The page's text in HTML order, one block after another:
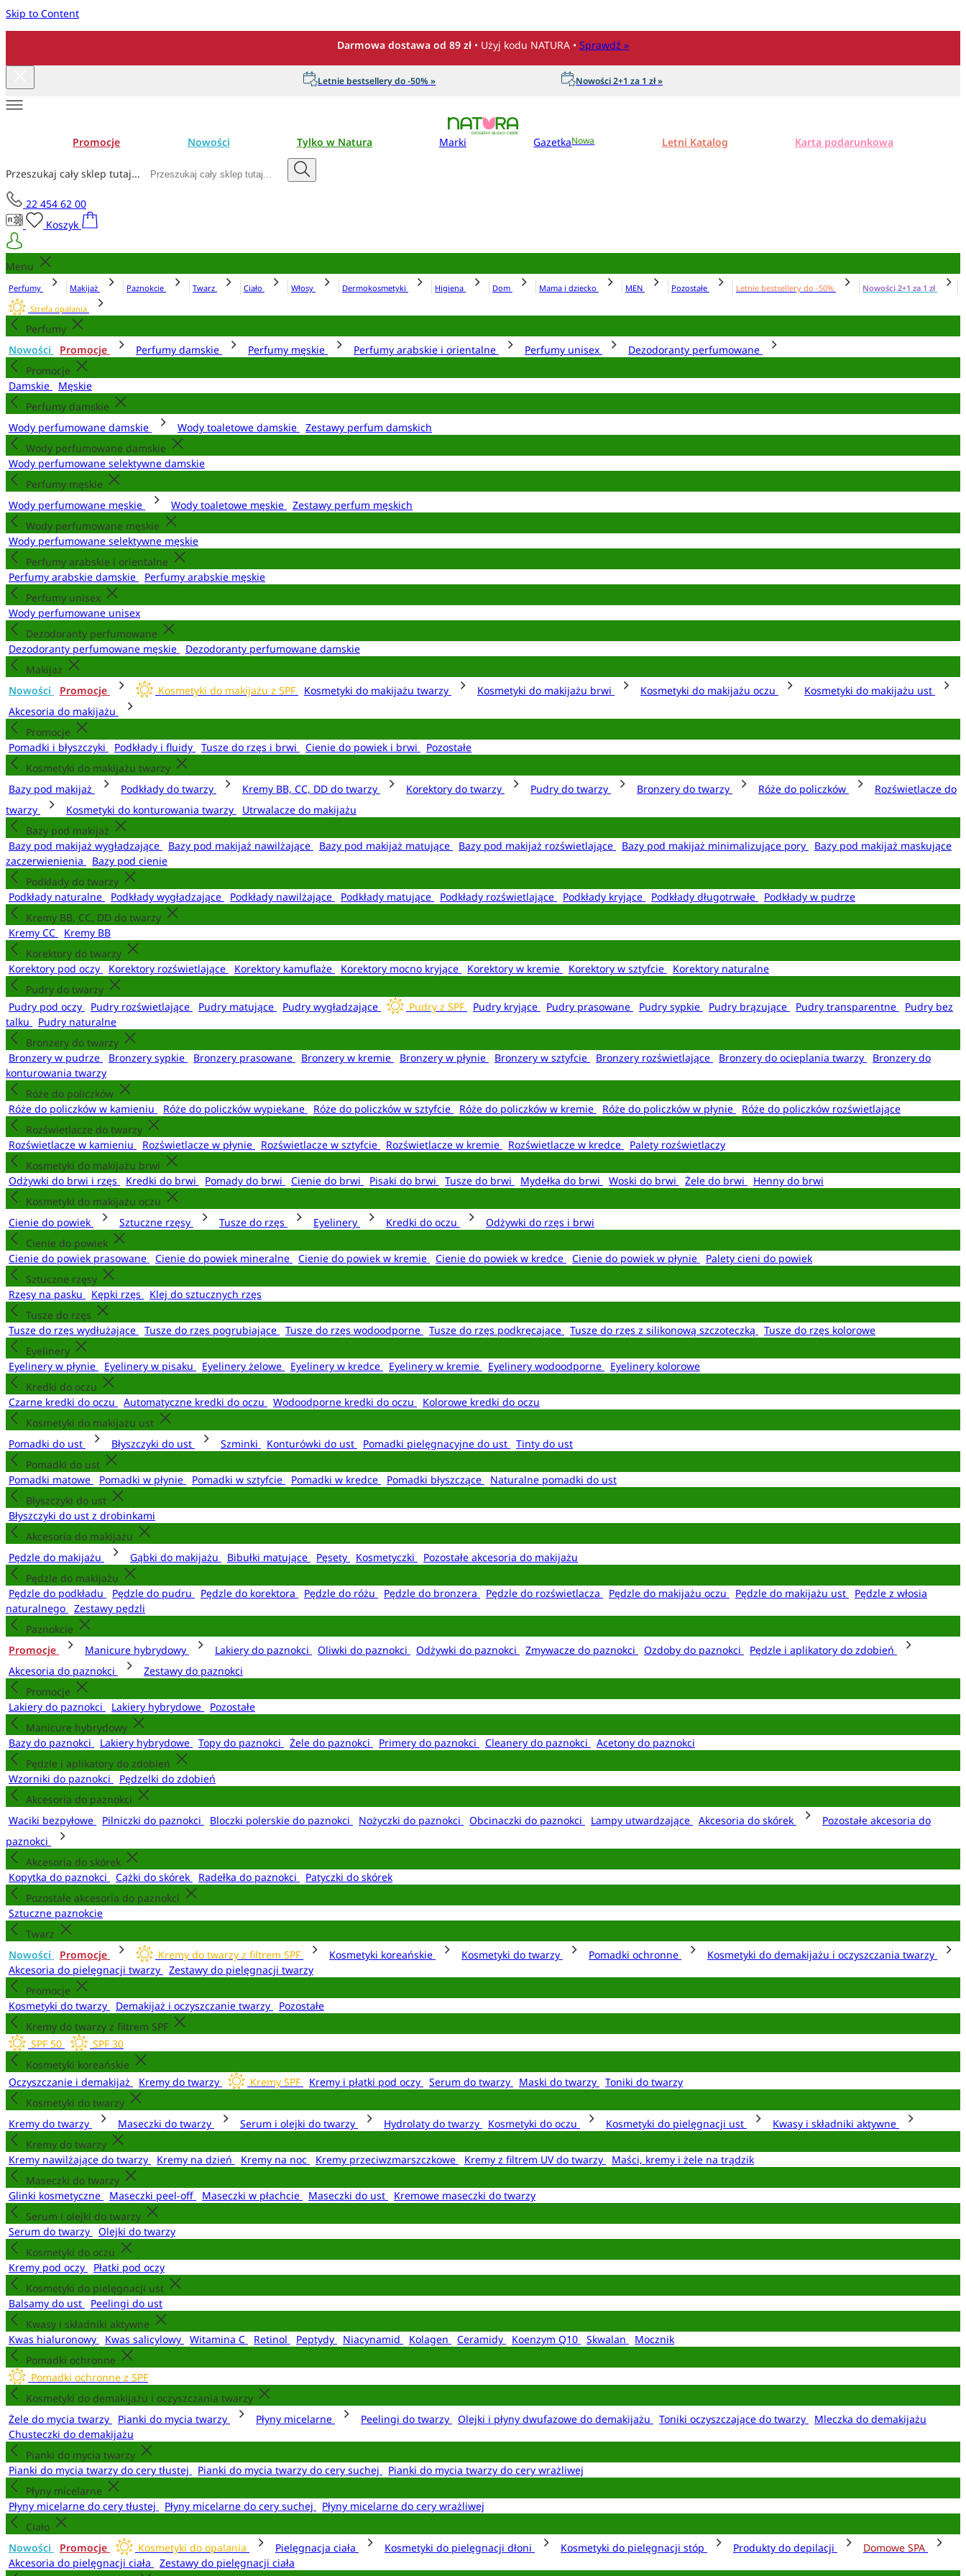
Skip to Content
Darmowa dostawa od 89 zł • Użyj kodu NATURA • Sprawdź »
Letnie bestsellery do -50% » Nowości 2+1 za 1 zł »
Promocje Nowości Tylko w Natura Marki GazetkaNowa Letni Katalog Karta podarunkowa
Przeszukaj cały sklep tutaj...
22 454 62 00
Koszyk
Menu
Perfumy Makijaż Paznokcie Twarz Ciało Włosy Dermokosmetyki Higiena Dom Mama i dziecko MEN Pozostałe Letnie bestsellery do -50%
Nowości 2+1 za 1 zł
Strefa opalania
Perfumy
Nowości
Promocje Perfumy damskie Perfumy męskie Perfumy arabskie i orientalne Perfumy unisex
Dezodoranty perfumowane
Promocje
Damskie
Męskie
Perfumy damskie
Wody perfumowane damskie
Wody toaletowe damskie
Zestawy perfum damskich
Wody perfumowane damskie
Wody perfumowane selektywne damskie
Perfumy męskie
Wody perfumowane męskie
Wody toaletowe męskie
Zestawy perfum męskich
Wody perfumowane męskie
Wody perfumowane selektywne męskie
Perfumy arabskie i orientalne
Perfumy arabskie damskie
Perfumy arabskie męskie
Perfumy unisex
Wody perfumowane unisex
Dezodoranty perfumowane
Dezodoranty perfumowane męskie
Dezodoranty perfumowane damskie
Makijaż
Nowości
Promocje Kosmetyki do makijażu z SPF Kosmetyki do makijażu twarzy Kosmetyki do makijażu brwi Kosmetyki do makijażu oczu
Kosmetyki do makijażu ust
Akcesoria do makijażu
Promocje
Pomadki i błyszczyki
Podkłady i fluidy Tusze do rzęs i brwi Cienie do powiek i brwi
Pozostałe
Kosmetyki do makijażu twarzy
Bazy pod makijaż
Podkłady do twarzy Kremy BB, CC, DD do twarzy Korektory do twarzy Pudry do twarzy Bronzery do twarzy Róże do policzków
Rozświetlacze do
twarzy
Kosmetyki do konturowania twarzy
Utrwalacze do makijażu
Bazy pod makijaż
Bazy pod makijaż wygładzające
Bazy pod makijaż nawilżające Bazy pod makijaż matujące Bazy pod makijaż rozświetlające Bazy pod makijaż minimalizujące pory
Bazy pod makijaż maskujące
zaczerwienienia
Bazy pod cienie
Podkłady do twarzy
Podkłady naturalne
Podkłady wygładzające Podkłady nawilżające Podkłady matujące Podkłady rozświetlające Podkłady kryjące Podkłady długotrwałe
Podkłady w pudrze
Kremy BB, CC, DD do twarzy
Kremy CC
Kremy BB
Korektory do twarzy
Korektory pod oczy
Korektory rozświetlające Korektory kamuflaże Korektory mocno kryjące Korektory w kremie Korektory w sztyfcie
Korektory naturalne
Pudry do twarzy
Pudry pod oczy
Pudry rozświetlające Pudry matujące Pudry wygładzające Pudry z SPF Pudry kryjące Pudry prasowane Pudry sypkie Pudry brązujące Pudry transparentne
Pudry bez
talku
Pudry naturalne
Bronzery do twarzy
Bronzery w pudrze
Bronzery sypkie Bronzery prasowane Bronzery w kremie Bronzery w płynie Bronzery w sztyfcie Bronzery rozświetlające Bronzery do ocieplania twarzy
Bronzery do
konturowania twarzy
Róże do policzków
Róże do policzków w kamieniu
Róże do policzków wypiekane Róże do policzków w sztyfcie Róże do policzków w kremie Róże do policzków w płynie
Róże do policzków rozświetlające
Rozświetlacze do twarzy
Rozświetlacze w kamieniu
Rozświetlacze w płynie Rozświetlacze w sztyfcie Rozświetlacze w kremie Rozświetlacze w kredce
Palety rozświetlaczy
Kosmetyki do makijażu brwi
Odżywki do brwi i rzęs
Kredki do brwi Pomady do brwi Cienie do brwi Pisaki do brwi Tusze do brwi Mydełka do brwi Woski do brwi Żele do brwi
Henny do brwi
Kosmetyki do makijażu oczu
Cienie do powiek
Sztuczne rzęsy Tusze do rzęs Eyelinery Kredki do oczu
Odżywki do rzęs i brwi
Cienie do powiek
Cienie do powiek prasowane
Cienie do powiek mineralne Cienie do powiek w kremie Cienie do powiek w kredce Cienie do powiek w płynie
Palety cieni do powiek
Sztuczne rzęsy
Rzęsy na pasku
Kępki rzęs
Klej do sztucznych rzęs
Tusze do rzęs
Tusze do rzęs wydłużające
Tusze do rzęs pogrubiające Tusze do rzęs wodoodporne Tusze do rzęs podkręcające Tusze do rzęs z silikonową szczoteczką
Tusze do rzęs kolorowe
Eyelinery
Eyelinery w płynie
Eyelinery w pisaku Eyelinery żelowe Eyelinery w kredce Eyelinery w kremie Eyelinery wodoodporne
Eyelinery kolorowe
Kredki do oczu
Czarne kredki do oczu
Automatyczne kredki do oczu Wodoodporne kredki do oczu
Kolorowe kredki do oczu
Kosmetyki do makijażu ust
Pomadki do ust
Błyszczyki do ust Szminki Konturówki do ust Pomadki pielęgnacyjne do ust
Tinty do ust
Pomadki do ust
Pomadki matowe
Pomadki w płynie Pomadki w sztyfcie Pomadki w kredce Pomadki błyszczące
Naturalne pomadki do ust
Błyszczyki do ust
Błyszczyki do ust z drobinkami
Akcesoria do makijażu
Pędzle do makijażu
Gąbki do makijażu Bibułki matujące Pęsety Kosmetyczki
Pozostałe akcesoria do makijażu
Pędzle do makijażu
Pędzle do podkładu
Pędzle do pudru Pędzle do korektora Pędzle do różu Pędzle do bronzera Pędzle do rozświetlacza Pędzle do makijażu oczu Pędzle do makijażu ust
Pędzle z włosia
naturalnego
Zestawy pędzli
Paznokcie
Promocje
Manicure hybrydowy Lakiery do paznokci Oliwki do paznokci Odżywki do paznokci Zmywacze do paznokci Ozdoby do paznokci
Pędzle i aplikatory do zdobień
Akcesoria do paznokci
Zestawy do paznokci
Promocje
Lakiery do paznokci
Lakiery hybrydowe
Pozostałe
Manicure hybrydowy
Bazy do paznokci
Lakiery hybrydowe Topy do paznokci Żele do paznokci Primery do paznokci Cleanery do paznokci
Acetony do paznokci
Pędzle i aplikatory do zdobień
Wzorniki do paznokci
Pędzelki do zdobień
Akcesoria do paznokci
Waciki bezpyłowe
Pilniczki do paznokci Bloczki polerskie do paznokci Nożyczki do paznokci Obcinaczki do paznokci Lampy utwardzające Akcesoria do skórek
Pozostałe akcesoria do
paznokci
Akcesoria do skórek
Kopytka do paznokci
Cążki do skórek Radełka do paznokci
Patyczki do skórek
Pozostałe akcesoria do paznokci
Sztuczne paznokcie
Twarz
Nowości
Promocje Kremy do twarzy z filtrem SPF Kosmetyki koreańskie Kosmetyki do twarzy Pomadki ochronne
Kosmetyki do demakijażu i oczyszczania twarzy
Akcesoria do pielęgnacji twarzy
Zestawy do pielęgnacji twarzy
Promocje
Kosmetyki do twarzy
Demakijaż i oczyszczanie twarzy
Pozostałe
Kremy do twarzy z filtrem SPF
SPF 50
SPF 30
Kosmetyki koreańskie
Oczyszczanie i demakijaż
Kremy do twarzy Kremy SPF Kremy i płatki pod oczy Serum do twarzy Maski do twarzy
Toniki do twarzy
Kosmetyki do twarzy
Kremy do twarzy
Maseczki do twarzy Serum i olejki do twarzy Hydrolaty do twarzy Kosmetyki do oczu Kosmetyki do pielęgnacji ust
Kwasy i składniki aktywne
Kremy do twarzy
Kremy nawilżające do twarzy
Kremy na dzień Kremy na noc Kremy przeciwzmarszczkowe Kremy z filtrem UV do twarzy
Maści, kremy i żele na trądzik
Maseczki do twarzy
Glinki kosmetyczne
Maseczki peel-off Maseczki w płachcie Maseczki do ust
Kremowe maseczki do twarzy
Serum i olejki do twarzy
Serum do twarzy
Olejki do twarzy
Kosmetyki do oczu
Kremy pod oczy
Płatki pod oczy
Kosmetyki do pielęgnacji ust
Balsamy do ust
Peelingi do ust
Kwasy i składniki aktywne
Kwas hialuronowy
Kwas salicylowy Witamina C Retinol Peptydy Niacynamid Kolagen Ceramidy Koenzym Q10 Skwalan
Mocznik
Pomadki ochronne
Pomadki ochronne z SPF
Kosmetyki do demakijażu i oczyszczania twarzy
Żele do mycia twarzy
Pianki do mycia twarzy Płyny micelarne Peelingi do twarzy Olejki i płyny dwufazowe do demakijażu Toniki oczyszczające do twarzy
Mleczka do demakijażu
Chusteczki do demakijażu
Pianki do mycia twarzy
Pianki do mycia twarzy do cery tłustej
Pianki do mycia twarzy do cery suchej
Pianki do mycia twarzy do cery wrażliwej
Płyny micelarne
Płyny micelarne do cery tłustej
Płyny micelarne do cery suchej
Płyny micelarne do cery wrażliwej
Ciało
Nowości
Promocje Kosmetyki do opalania Pielęgnacja ciała Kosmetyki do pielęgnacji dłoni Kosmetyki do pielęgnacji stóp Produkty do depilacji
Domowe SPA
Akcesoria do pielęgnacji ciała
Zestawy do pielęgnacji ciała